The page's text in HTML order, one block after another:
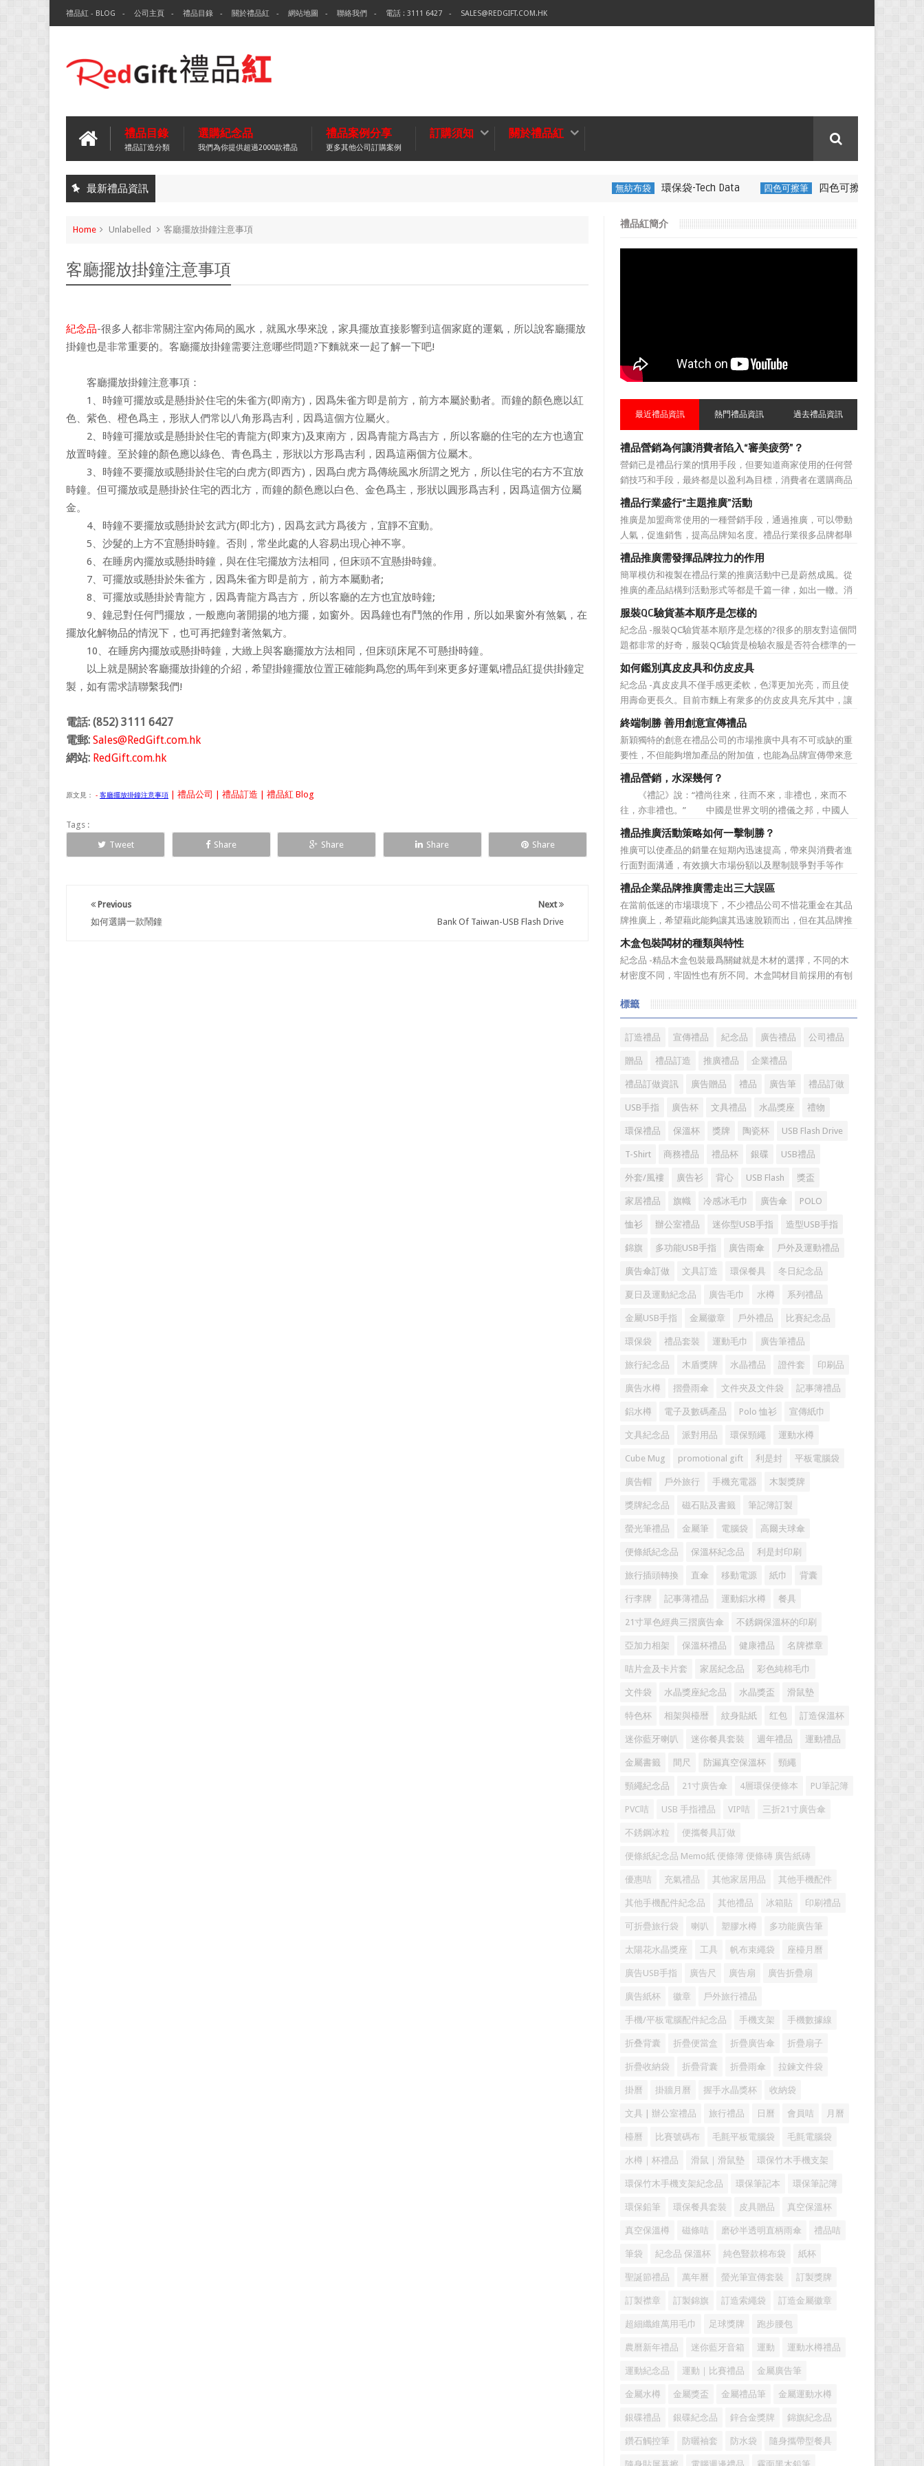
禮品紅 - BLOG 公司主頁 禮品目錄 關於禮品紅 網站地圖 聯絡我們 電話 : 3111 6427 SALES@REDGIFT.COM.HK
禮品目錄
禮品訂造分類
選購紀念品
我們為你提供超過2000款禮品
禮品案例分享
更多其他公司訂購案例
訂購須知 關於禮品紅
最新禮品資訊 環保袋-Tech Data 四色可擦筆 四色可擦筆-百通電纜
Home Unlabelled 客廳擺放掛鐘注意事項
客廳擺放掛鐘注意事項
紀念品-很多人都非常關注室內佈局的風水，就風水學來說，家具擺放直接影響到這個家庭的運氣，所以說客廳擺放
掛鐘也是非常重要的。客廳擺放掛鐘需要注意哪些問題?下麵就來一起了解一下吧!
客廳擺放掛鐘注意事項：
1、時鐘可擺放或是懸掛於住宅的朱雀方(即南方)，因爲朱雀方即是前方，前方本屬於動者。而鐘的顏色應以紅
色、紫色、橙色爲主，形狀人們常以八角形爲吉利，因爲這個方位屬火。
2、時鐘可擺放或是懸掛於住宅的青龍方(即東方)及東南方，因爲青龍方爲吉方，所以客廳的住宅的左方也適宜
放置時鐘。至於鐘的顏色應以綠色、青色爲主，形狀以方形爲吉利，因爲這兩個方位屬木。
3、時鐘不要擺放或懸掛於住宅的白虎方(即西方)，因爲白虎方爲傳統風水所謂之兇方，所以住宅的右方不宜放
時鐘。但可擺放或是懸掛於住宅的西北方，而鐘的顏色應以白色、金色爲主，形狀以圓形爲吉利，因爲這個方位屬
金。
4、時鐘不要擺放或懸掛於玄武方(即北方)，因爲玄武方爲後方，宜靜不宜動。
5、沙髮的上方不宜懸掛時鐘。否則，常坐此處的人容易出現心神不寧。
6、在睡房內擺放或懸掛時鐘，與在住宅擺放方法相同，但床頭不宜懸掛時鐘。
7、可擺放或懸掛於朱雀方，因爲朱雀方即是前方，前方本屬動者;
8、可擺放或懸掛於青龍方，因爲青龍方爲吉方，所以客廳的左方也宜放時鐘;
9、鐘忌對任何門擺放，一般應向著開揚的地方擺，如窗外。因爲鐘也有鬥煞的作用，所以如果窗外有煞氣，在
擺放化解物品的情況下，也可再把鐘對著煞氣方。
10、在睡房內擺放或懸掛時鐘，大緻上與客廳擺放方法相同，但床頭床尾不可懸掛時鐘。
以上就是關於客廳擺放掛鐘的介紹，希望掛鐘擺放位置正確能夠爲您的馬年到來更多好運氣!禮品紅提供掛鐘定
製，如有需求請聯繫我們!
電話: (852) 3111 6427
電郵: Sales@RedGift.com.hk
網站: RedGift.com.hk
原文見： - 客廳擺放掛鐘注意事項 | 禮品公司 | 禮品訂造 | 禮品紅 Blog
Tags :
Tweet
Share Share Share Share
Next
Bank Of Taiwan-USB Flash Drive
Previous
如何選購一款鬧鐘
禮品紅簡介
最近禮品資訊 熱門禮品資訊 過去禮品資訊
禮品營銷為何讓消費者陷入“審美疲勞”？
營銷已是禮品行業的慣用手段，但要知道商家使用的任何營
銷技巧和手段，最終都是以盈利為目標，消費者在選購商品
時最為關注的便是如何利用最低的費用購買到最超值的貨
品。在禮品公司使用常規的營銷方式的同時，消費者也不免
走陷入了“審美疲勞”。 編者總結了最讓消費者對禮品行
業營銷產生免疫...
禮品行業盛行“主題推廣”活動
推廣是加盟商常使用的一種營銷手段，通過推廣，可以帶動
人氣，促進銷售，提高品牌知名度。禮品行業很多品牌都舉
辦過多場推廣活動，來帶動品牌的提升，然而，隨着推廣活
動的普遍，消費者對於這種推廣已經見怪不怪了。 所
以，儘管現在許多商家打着賠本推廣、以跳樓價銷售的口號
大搞活動，但生意...
禮品推廣需發揮品牌拉力的作用
簡單模仿和複製在禮品行業的推廣活動中已是蔚然成風。從
推廣的產品結構到活動形式等都是千篇一律，如出一轍。消
費者處在種種推廣的包圍中，對司空見慣的推廣已經習以為
常，甚至在心裡形成本能的拒絕。如果推廣沒有新意，根本
不能對競爭對手形成區隔，況且市場恐怕也早被前者搜颳得
囊中羞澀。推廣原本沒...
服裝QC驗貨基本順序是怎樣的
紀念品 -服裝QC驗貨基本順序是怎樣的?很多的朋友對這個問
題都非常的好奇，服裝QC驗貨是檢驗衣服是否符合標準的一
項檢測，下麵禮品紅就給大家詳細的介紹介紹服裝QC驗貨基
本順序是怎樣的方麵的問題，敬請關注! 大緻按檢驗順序
列表如下： 一、規格不符 序號缺陷産生原因...
如何鑑別真皮皮具和仿皮皮具
紀念品 -真皮皮具不僅手感更柔軟，色澤更加光亮，而且使
用壽命更長久。目前市麵上有衆多的仿皮皮具充斥其中，讓
消費者難辨真假。如何鑑別真皮皮具和仿皮皮具?下麵就給大
家分享一下小編的經驗。 鑑別時，應首先檢查材料，確
定麵革類別。如使用"真皮"粒麵層未經修飾，...
終端制勝 善用創意宣傳禮品
新穎獨特的創意在禮品公司的市場推廣中具有不可或缺的重
要性，不但能夠增加產品的附加值，也能為品牌宣傳帶來意
想不到的促進作用。禮品公司如果能夠巧妙運用這些獨具創
意的宣傳禮品來提升宣傳技巧，在終端推廣中將更具競爭
力。 打火機、煙灰缸、鑰匙鏈、毛巾……當今市場上的
宣傳品幾乎是司空...
禮品營銷，水深幾何？
《禮記》說：“禮尚往來，往而不來，非禮也，來而不
往，亦非禮也。” 中國是世界文明的禮儀之邦，中國人
一向崇尚禮尚往來。禮品是人們感情交流的紐帶。古人云“君
子之交淡如水”、“千里送鵝毛”等，一件並不貴重的精美書籤
或者工藝品，便可以得體地表達摯友間的情誼和尊重。禮品
是文明的...
禮品推廣活動策略如何一擊制勝？
推廣可以使產品的銷量在短期內迅速提高，帶來與消費者進
行面對面溝通，有效擴大市場份額以及壓制競爭對手等作
用，因而為越來越多的禮品公司所重視。但是，如何選擇好
合適的推廣策略是禮品企業能否做好推廣的關鍵所在。推廣
的時機與手段是隨着推廣的目的不同而不同的，具體來說，
有以下幾點： ...
禮品企業品牌推廣需走出三大誤區
在當前低迷的市場環境下，不少禮品公司不惜花重金在其品
牌推廣上，希望藉此能夠讓其迅速脫穎而出，但在其品牌推
廣的營銷管理思路上，也有許多禮品企業走入了幾大誤區而
無法自拔，這其中，最為常見的誤區有： 誤區一：不清
楚品牌到底在表達什麼 很多禮品企業在推廣品牌之前，
不知道到...
木盒包裝闆材的種類與特性
紀念品 -精品木盒包裝最爲關鍵就是木材的選擇，不同的木
材密度不同，牢固性也有所不同。木盒闆材目前採用的有刨
性呢，一般木盒，颱曆等木製工藝品採用哪種闆材爲宜?下麵
就分別來了解一下吧! A、密度闆也稱纖維闆 這是最爲常
用的闆...
標籤
訂造禮品 宣傳禮品 紀念品 廣告禮品 公司禮品
贈品 禮品訂造 推廣禮品 企業禮品
禮品訂做資訊 廣告贈品 禮品 廣告筆 禮品訂做
USB手指 廣告杯 文具禮品 水晶獎座 禮物
環保禮品 保溫杯 獎牌 陶瓷杯 USB Flash Drive
T-Shirt 商務禮品 禮品杯 銀碟 USB禮品
外套/風褸 廣告衫 背心 USB Flash 獎盃
家居禮品 旗幟 冷感冰毛巾 廣告傘 POLO
恤衫 辦公室禮品 迷你型USB手指 造型USB手指
錦旗 多功能USB手指 廣告雨傘 戶外及運動禮品
廣告傘訂做 文具訂造 環保餐具 冬日紀念品
夏日及運動紀念品 廣告毛巾 水樽 系列禮品
金屬USB手指 金屬徽章 戶外禮品 比賽紀念品
環保袋 禮品套裝 運動毛巾 廣告筆禮品
旅行紀念品 木盾獎牌 水晶禮品 證件套 印刷品
廣告水樽 摺疊雨傘 文件夾及文件袋 記事簿禮品
鋁水樽 電子及數碼產品 Polo 恤衫 宣傳紙巾
文具紀念品 派對用品 環保頸繩 運動水樽
Cube Mug promotional gift 利是封 平板電腦袋
廣告帽 戶外旅行 手機充電器 木製獎牌
獎牌紀念品 磁石貼及書籤 筆記簿訂製
螢光筆禮品 金屬筆 電腦袋 高爾夫球傘
便條紙紀念品 保溫杯紀念品 利是封印刷
旅行插頭轉換 直傘 移動電源 紙巾 背囊
行李牌 記事薄禮品 運動鋁水樽 餐具
21寸單色經典三摺廣告傘 不銹鋼保溫杯的印刷
亞加力相架 保溫杯禮品 健康禮品 名牌襟章
咭片盒及卡片套 家居紀念品 彩色純棉毛巾
文件袋 水晶獎座紀念品 水晶獎盃 滑鼠墊
特色杯 相架與檯暦 紋身貼紙 红包 訂造保溫杯
迷你藍牙喇叭 迷你餐具套裝 週年禮品 運動禮品
金屬書籤 間尺 防漏真空保溫杯 頸繩
頸繩紀念品 21寸廣告傘 4層環保便條本 PU筆記簿
PVC咭 USB 手指禮品 VIP咭 三折21寸廣告傘
不銹鋼冰粒 便攜餐具訂做
便條紙紀念品 Memo紙 便條簿 便條磚 廣告紙磚
優惠咭 充氣禮品 其他家居用品 其他手機配件
其他手機配件紀念品 其他禮品 冰箱貼 印刷禮品
可折疊旅行袋 喇叭 塑膠水樽 多功能廣告筆
太陽花水晶獎座 工具 帆布束繩袋 座檯月曆
廣告USB手指 廣告尺 廣告扇 廣告折疊扇
廣告紙杯 徽章 戶外旅行禮品
手機/平板電腦配件紀念品 手機支架 手機數據線
折叠背囊 折疊便當盒 折疊廣告傘 折疊扇子
折疊收納袋 折疊背囊 折疊雨傘 拉鍊文件袋
掛曆 掛牆月曆 握手水晶獎杯 收納袋
文具 | 辦公室禮品 旅行禮品 日曆 會員咭 月曆
檯曆 比賽號碼布 毛氈平板電腦袋 毛氈電腦袋
水樽｜杯禮品 滑鼠｜滑鼠墊 環保竹木手機支架
環保竹木手機支架紀念品 環保筆記本 環保筆記簿
環保鉛筆 環保餐具套裝 皮具贈品 真空保溫杯
真空保溫樽 磁條咭 磨砂半透明直柄雨傘 禮品咭
筆袋 紀念品 保溫杯 純色豎款棉布袋 紙杯
聖誕節禮品 萬年曆 螢光筆宣傳套裝 訂製獎牌
訂製襟章 訂製錦旗 訂造索繩袋 訂造金屬徽章
超細纖維萬用毛巾 足球獎牌 跑步腰包
農曆新年禮品 迷你藍牙音箱 運動 運動水樽禮品
運動紀念品 運動｜比賽禮品 金屬廣告筆
金屬水樽 金屬獎盃 金屬禮品筆 金屬運動水樽
銀碟禮品 銀碟紀念品 鋅合金獎牌 錦旗紀念品
鑽石觸控筆 防曬袖套 防水袋 隨身攜帶型餐具